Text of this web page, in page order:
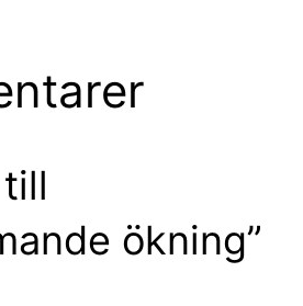
ökning”